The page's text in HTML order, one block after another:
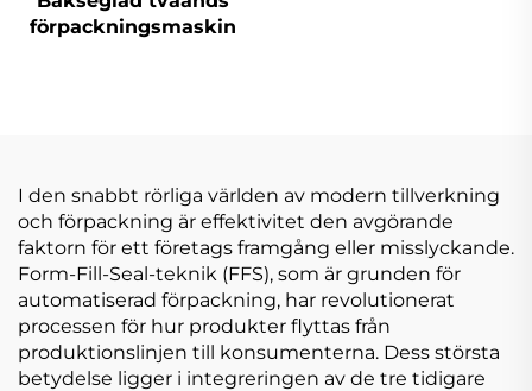
förpackningsmaskin
I den snabbt rörliga världen av modern tillverkning
och förpackning är effektivitet den avgörande
faktorn för ett företags framgång eller misslyckande.
Form-Fill-Seal-teknik (FFS), som är grunden för
automatiserad förpackning, har revolutionerat
processen för hur produkter flyttas från
produktionslinjen till konsumenterna. Dess största
betydelse ligger i integreringen av de tre tidigare